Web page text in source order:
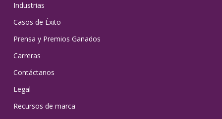
Industrias
Casos de Éxito
Prensa y Premios Ganados
Carreras
Contáctanos
Legal
Recursos de marca